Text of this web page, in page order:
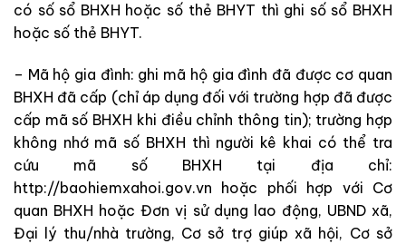
có số sổ BHXH hoặc số thẻ BHYT thì ghi số sổ BHXH
hoặc số thẻ BHYT.
– Mã hộ gia đình: ghi mã hộ gia đình đã được cơ quan
BHXH đã cấp (chỉ áp dụng đối với trường hợp đã được
cấp mã số BHXH khi điều chỉnh thông tin); trường hợp
không nhớ mã số BHXH thì người kê khai có thể tra
cứu mã số BHXH tại địa chỉ:
http://baohiemxahoi.gov.vn hoặc phối hợp với Cơ
quan BHXH hoặc Đơn vị sử dụng lao động, UBND xã,
Đại lý thu/nhà trường, Cơ sở trợ giúp xã hội, Cơ sở